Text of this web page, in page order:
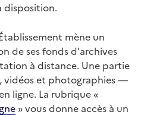
disposition.
mène un
de ses fonds d'archives
à distance. Une partie
vidéos et photographies —
ligne. La rubrique «
» vous donne accès à un